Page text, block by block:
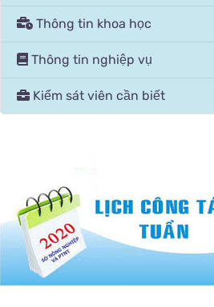
Thông tin khoa học
Thông tin nghiệp vụ
Kiểm sát viên cần biết